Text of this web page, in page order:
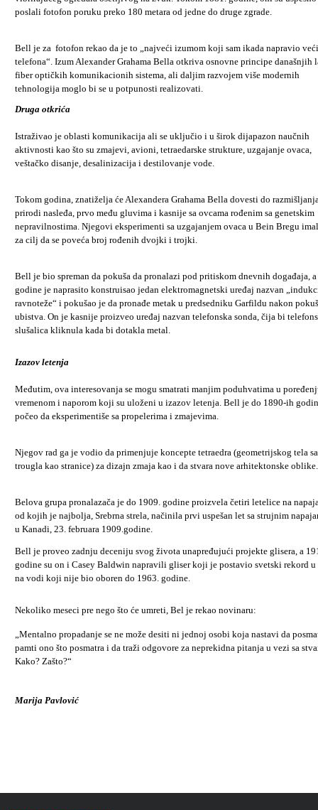
poslali fotofon poruku preko 180 metara od jedne do druge zgrade.
Bell je za fotofon rekao da je to „najveći izumom koji sam ikada napravio
telefona“. Izum Alexander Grahama Bella otkriva osnovne principe današnjih
fiber optičkih komunikacionih sistema, ali daljim razvojem više modernih
tehnologija moglo bi se u potpunosti realizovati.
Druga otkrića
Istraživao je oblasti komunikacija ali se uključio i u širok dijapazon naučnih
aktivnosti kao što su zmajevi, avioni, tetraedarske strukture, uzgajanje ovaca,
veštačko disanje, desalinizacija i destilovanje vode.
Tokom godina, znatiželja će Alexandera Grahama Bella dovesti do
prirodi nasleđa, prvo među gluvima i kasnije sa ovcama rođenim sa genetskim
nepravilnostima. Njegovi eksperimenti sa uzgajanjem ovaca u Bein Bregu
za cilj da se poveća broj rođenih dvojki i trojki.
Bell je bio spreman da pokuša da pronalazi pod pritiskom dnevnih događaja,
godine je naprasito konstruisao jedan elektromagnetski uređaj nazvan
ravnoteže“ i pokušao je da pronađe metak u predsedniku Garfildu nakon
ubistva. On je kasnije proizveo uređaj nazvan telefonska sonda, čija bi
slušalica kliknula kada bi dotakla metal.
Izazov letenja
Međutim, ova interesovanja se mogu smatrati manjim poduhvatima u
vremenom i naporom koji su uloženi u izazov letenja. Bell je do 1890-ih
počeo da eksperimentiše sa propelerima i zmajevima.
Njegov rad ga je vodio da primenjuje koncepte tetraedra (geometrijskog tela
trougla kao stranice) za dizajn zmaja kao i da stvara nove arhitektonske oblike.
Belova grupa pronalazača je do 1909. godine proizvela četiri letelice na
od kojih je najbolja, Srebrna strela, načinila prvi uspešan let sa strujnim
u Kanadi, 23. februara 1909.godine.
Bell je proveo zadnju deceniju svog života unapređujući projekte glisera, a
godine su on i Casey Baldwin napravili gliser koji je postavio svetski rekord
na vodi koji nije bio oboren do 1963. godine.
Nekoliko meseci pre nego što će umreti, Bel je rekao novinaru:
„Mentalno propadanje se ne može desiti ni jednoj osobi koja nastavi da
pamti ono što posmatra i da traži odgovore za neprekidna pitanja u vezi sa
Kako? Zašto?“
Marija Pavlović